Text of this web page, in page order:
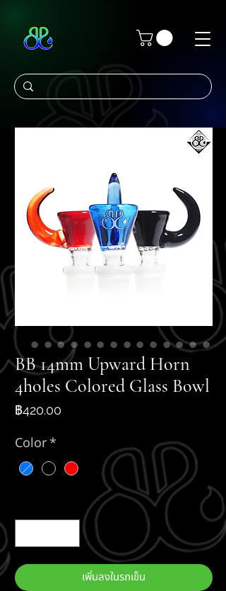
BB 14mm Upward Horn
4holes Colored Glass Bowl
฿420.00
Color*
เพิ่มลงในรถเข็น